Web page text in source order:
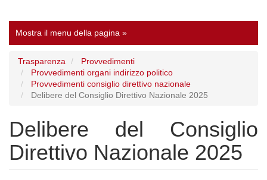
Mostra il menu della pagina »
Trasparenza
Provvedimenti
Provvedimenti organi indirizzo politico
Provvedimenti consiglio direttivo nazionale
Delibere del Consiglio Direttivo Nazionale 2025
Delibere del Consiglio
Direttivo Nazionale 2025